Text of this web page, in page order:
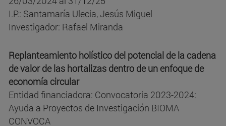
I.P.: Santamaría Ulecia, Jesús Miguel
Investigador: Rafael Miranda
Replanteamiento holístico del potencial de la cadena
de valor de las hortalizas dentro de un enfoque de
economía circular
Entidad financiadora: Convocatoria 2023-2024:
Ayuda a Proyectos de Investigación BIOMA
CONVOCA